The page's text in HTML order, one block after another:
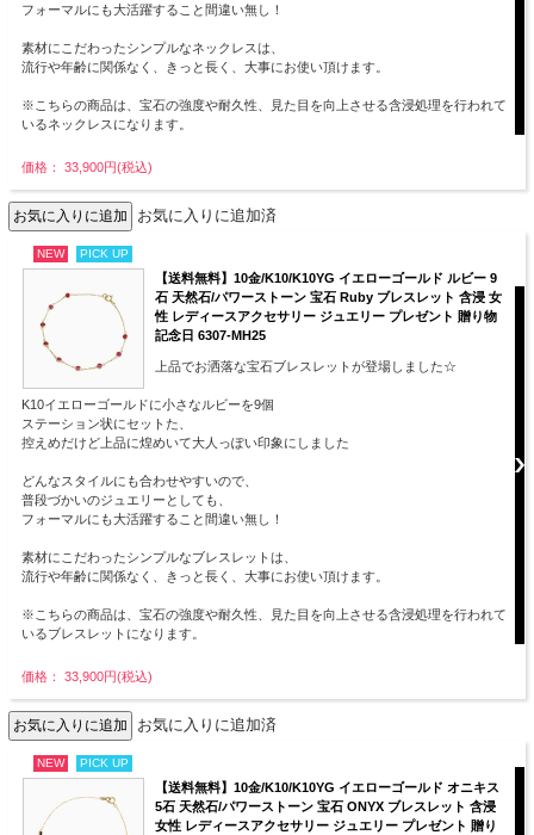
フォーマルにも大活躍すること間違い無し！
素材にこだわったシンプルなネックレスは、
流行や年齢に関係なく、きっと長く、大事にお使い頂けます。
※こちらの商品は、宝石の強度や耐久性、見た目を向上させる含浸処理を行われて
いるネックレスになります。
価格： 33,900円(税込)
お気に入りに追加済
NEW PICK UP
【送料無料】10金/K10/K10YG イエローゴールド ルビー 9
石 天然石/パワーストーン 宝石 Ruby ブレスレット 含浸 女
性 レディースアクセサリー ジュエリー プレゼント 贈り物
記念日 6307-MH25
上品でお洒落な宝石ブレスレットが登場しました☆
K10イエローゴールドに小さなルビーを9個
ステーション状にセットた、
控えめだけど上品に煌めいて大人っぽい印象にしました
どんなスタイルにも合わせやすいので、
普段づかいのジュエリーとしても、
フォーマルにも大活躍すること間違い無し！
素材にこだわったシンプルなブレスレットは、
流行や年齢に関係なく、きっと長く、大事にお使い頂けます。
※こちらの商品は、宝石の強度や耐久性、見た目を向上させる含浸処理を行われて
いるブレスレットになります。
価格： 33,900円(税込)
お気に入りに追加済
NEW PICK UP
【送料無料】10金/K10/K10YG イエローゴールド オニキス
5石 天然石/パワーストーン 宝石 ONYX ブレスレット 含浸
女性 レディースアクセサリー ジュエリー プレゼント 贈り